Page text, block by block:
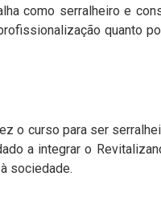
como serralheiro e
quanto
o curso para ser
a integrar o
sociedade.